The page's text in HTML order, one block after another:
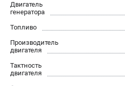
Как выбрать краскопульт?
Как выбрать бензопилу?
Как выбрать компрессор?
Как выбрать сварочный аппарат?
Двигатель
генератора
Топливо
Производитель
двигателя
Тактность
двигателя